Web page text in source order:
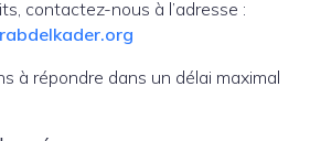
contactez-nous à l’adresse :
à répondre dans un délai maximal